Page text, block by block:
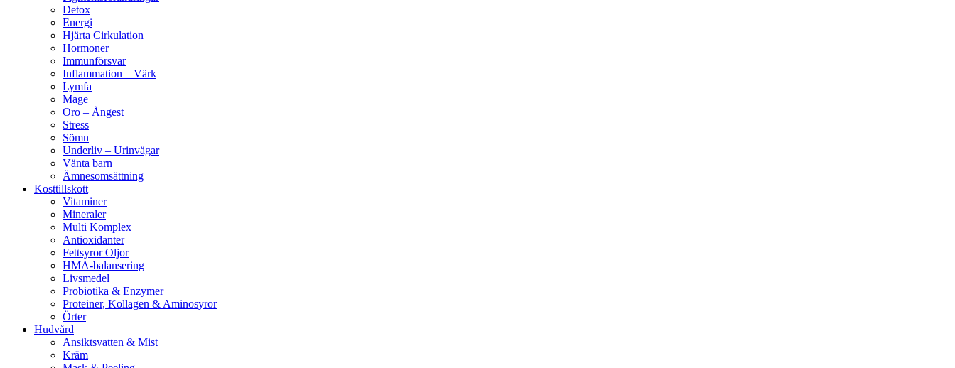
Detox
Energi
Hjärta Cirkulation
Hormoner
Immunförsvar
Inflammation – Värk
Lymfa
Mage
Oro – Ångest
Stress
Sömn
Underliv – Urinvägar
Vänta barn
Ämnesomsättning
Kosttillskott
Vitaminer
Mineraler
Multi Komplex
Antioxidanter
Fettsyror Oljor
HMA-balansering
Livsmedel
Probiotika & Enzymer
Proteiner, Kollagen & Aminosyror
Örter
Hudvård
Ansiktsvatten & Mist
Kräm